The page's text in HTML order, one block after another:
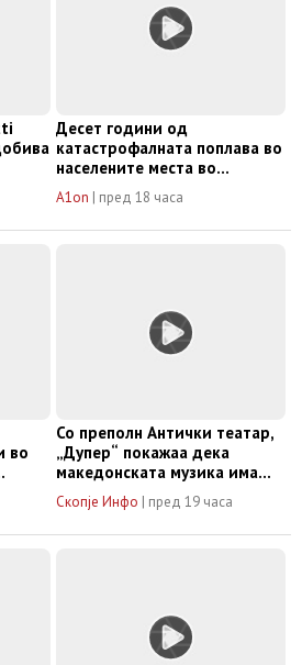
Десет години од
катастрофалната поплава во
населените места во
општина Гази Баба
A1on | пред 18 часа
во
Со преполн Антички театар,
„Дупер“ покажаа дека
македонската музика има
своја верна публика
Скопје Инфо | пред 19 часа